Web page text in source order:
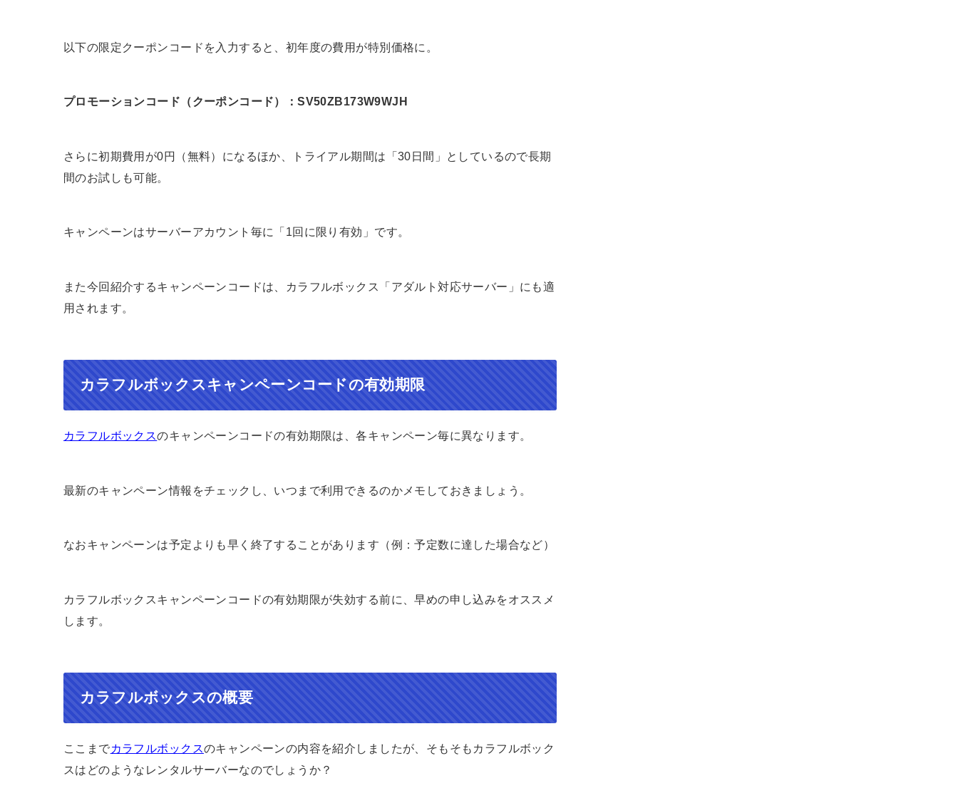
以下の限定クーポンコードを入力すると、初年度の費用が特別価格に。
プロモーションコード（クーポンコード）：SV50ZB173W9WJH
さらに初期費用が0円（無料）になるほか、トライアル期間は「30日間」としているので長期
間のお試しも可能。
キャンペーンはサーバーアカウント毎に「1回に限り有効」です。
また今回紹介するキャンペーンコードは、カラフルボックス「アダルト対応サーバー」にも適
用されます。
カラフルボックスキャンペーンコードの有効期限
カラフルボックスのキャンペーンコードの有効期限は、各キャンペーン毎に異なります。
最新のキャンペーン情報をチェックし、いつまで利用できるのかメモしておきましょう。
なおキャンペーンは予定よりも早く終了することがあります（例：予定数に達した場合など）
カラフルボックスキャンペーンコードの有効期限が失効する前に、早めの申し込みをオススメ
します。
カラフルボックスの概要
ここまでカラフルボックスのキャンペーンの内容を紹介しましたが、そもそもカラフルボック
スはどのようなレンタルサーバーなのでしょうか？